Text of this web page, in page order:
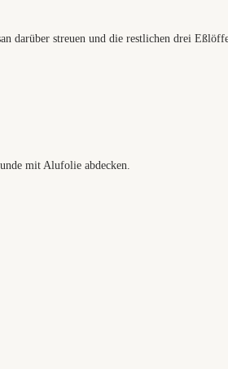
darüber streuen und die restlichen drei
mit Alufolie abdecken.